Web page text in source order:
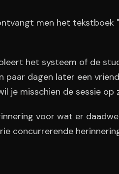
men het tekstboek
het systeem of de
paar dagen later een
je misschien de sessie op
voor wat er
concurrerende